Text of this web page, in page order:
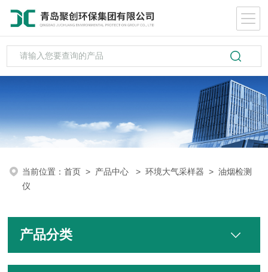
当前位置：首页 > 产品中心 >环境大气采样器 >油烟检测
仪
产品分类